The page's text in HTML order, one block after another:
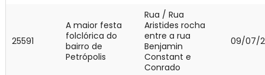
25591
A maior festa
folclórica do
bairro de
Petrópolis
Rua / Rua
Aristides rocha
entre a rua
Benjamin
Constant e
Conrado
09/07/